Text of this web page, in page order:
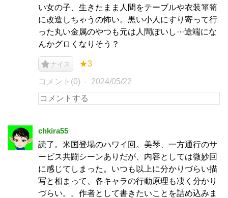
い女の子、生きたまま人間をテーブルや衣装箪笥
に改造しちゃうの怖い。黒い小人にすり寄って行
った丸い金属のやつも元は人間ぽいし···途端にな
んかグロくなりそう？
ナイス ★3
コメント(0) 2024/05/22
chkira55
読了。米国登場のハワイ回。美琴、一方通行のサ
ービス共闘シーンありだが、内容としては微妙回
に感じてしまった。いつも以上に分かりづらい描
写と相まって、各キャラの行動原理も凄く分かり
づらい。。作者として書きたいことを詰め込みま